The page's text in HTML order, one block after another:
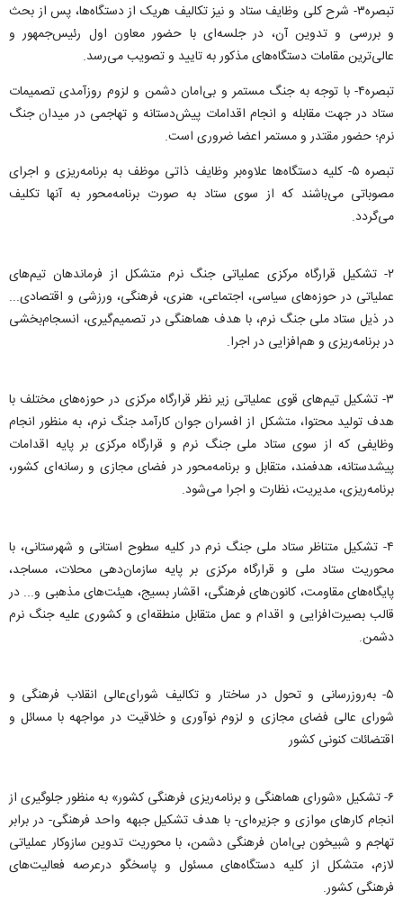
تبصره۳- شرح کلی وظایف ستاد و نیز تکالیف هریک از دستگاه‌ها، پس از بحث
و بررسی و تدوین آن، در جلسه‌ای با حضور معاون اول رئیس‌جمهور و
عالی‌ترین مقامات دستگاه‌های مذکور به تایید و تصویب می‌رسد.
تبصره۴- با توجه به جنگ مستمر و بی‌امان دشمن و لزوم روزآمدی تصمیمات
ستاد در جهت مقابله و انجام اقدامات پیش‌دستانه و تهاجمی در میدان جنگ
نرم؛ حضور مقتدر و مستمر اعضا ضروری است.
تبصره ۵- کلیه دستگاه‌ها علاوه‌بر وظایف ذاتی موظف به برنامه‌ریزی و اجرای
مصوباتی می‌باشند که از سوی ستاد به صورت برنامه‌محور به آنها تکلیف
می‌گردد.
۲- تشکیل قرارگاه مرکزی عملیاتی جنگ نرم متشکل از فرماندهان تیم‌های
عملیاتی در حوزه‌های سیاسی، اجتماعی، هنری، فرهنگی، ورزشی و اقتصادی...
در ذیل ستاد ملی جنگ نرم، با هدف ‌هماهنگی در تصمیم‌گیری، انسجام‌بخشی
در برنامه‌ریزی و هم‌افزایی در اجرا.
۳- تشکیل تیم‌های قوی عملیاتی زیر نظر قرارگاه مرکزی در حوزه‌های مختلف با
هدف تولید محتوا، متشکل از افسران جوان کارآمد جنگ نرم، به منظور انجام
وظایفی که از سوی ستاد ملی جنگ نرم و قرارگاه مرکزی بر پایه اقدامات
پیشدستانه، هدفمند، متقابل و برنامه‌محور در فضای مجازی و رسانه‌ای کشور،
برنامه‌ریزی، مدیریت، نظارت و اجرا می‌شود.
۴- تشکیل متناظر ستاد ملی جنگ نرم در کلیه سطوح استانی و شهرستانی، با
محوریت ستاد ملی و قرارگاه مرکزی بر پایه سازمان‌دهی محلات، مساجد،
پایگاه‌های مقاومت، کانون‌های فرهنگی، اقشار بسیج، هیئت‌های مذهبی و... در
قالب بصیرت‌افزایی و اقدام و عمل متقابل منطقه‌ای و کشوری علیه جنگ نرم
دشمن.
۵- به‌روز‌رسانی و تحول در ساختار و تکالیف شورای‌عالی انقلاب فرهنگی و
شورای عالی فضای مجازی و لزوم نوآوری و خلاقیت در مواجهه با مسائل و
اقتضائات کنونی کشور
۶- تشکیل «شورای هماهنگی و برنامه‌ریزی فرهنگی کشور» به منظور جلوگیری از
انجام کارهای موازی و جزیره‌ای- با هدف تشکیل جبهه واحد فرهنگی- در برابر
تهاجم و شبیخون بی‌امان فرهنگی دشمن، با محوریت تدوین سازوکار عملیاتی
لازم، متشکل از کلیه دستگاه‌های مسئول و پاسخگو درعرصه فعالیت‌های
فرهنگی کشور.